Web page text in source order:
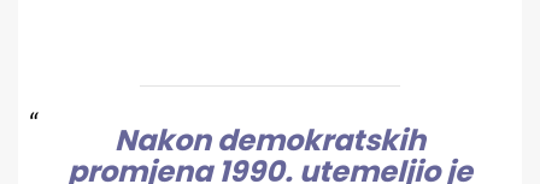
Nakon demokratskih
promjena 1990. utemeljio je